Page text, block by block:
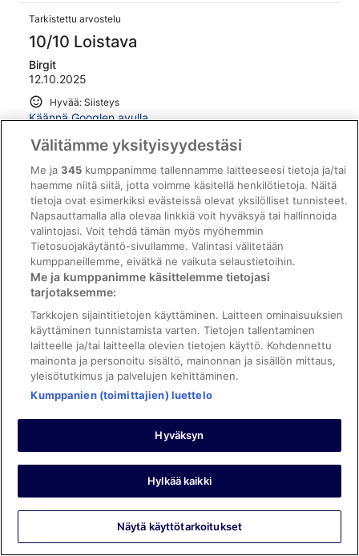
Tarkistettu arvostelu
10/10 Loistava
Birgit
12.10.2025
Hyvää: Siisteys
Käännä Googlen avulla
Hadde et veldig bra opphold, fint badeanlegg. Hadde
bestilt 3 leiligheter, de ble fordelt på 2 blokker og
forskjellige etasjer. Det var en ulempe, anlegget er stort
og kan virke uoversiktelig i starten.
Yöpyi 5 yötä lokakuussa 2025
0
Tarkistettu arvostelu
6/10 Kohtalainen
Tarkistettu asiakas
26.8.2025
Greit
men helt greit. Sikkert suverent hvis du har små barn.
Sentralt beliggende.
0
Välitämme yksityisyydestäsi
Me ja345 kumppanimme tallennamme laitteeseesi tietoja ja/tai
haemme niitä siitä, jotta voimme käsitellä henkilötietoja. Näitä
tietoja ovat esimerkiksi evästeissä olevat yksilölliset tunnisteet.
Napsauttamalla alla olevaa linkkiä voit hyväksyä tai hallinnoida
valintojasi. Voit tehdä tämän myös myöhemmin
Tietosuojakäytäntö-sivullamme. Valintasi välitetään
kumppaneillemme, eivätkä ne vaikuta selaustietoihin.
Me ja kumppanimme käsittelemme tietojasi
tarjotaksemme:
Tarkkojen sijaintitietojen käyttäminen. Laitteen ominaisuuksien
käyttäminen tunnistamista varten. Tietojen tallentaminen
laitteelle ja/tai laitteella olevien tietojen käyttö. Kohdennettu
mainonta ja personoitu sisältö, mainonnan ja sisällön mittaus,
yleisötutkimus ja palvelujen kehittäminen.
Kumppanien (toimittajien) luettelo
Hyväksyn
Hylkää kaikki
Näytä käyttötarkoitukset